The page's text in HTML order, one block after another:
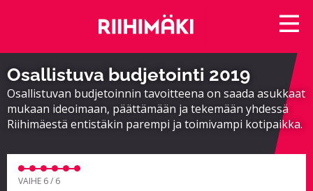
Osallistuva budjetointi 2019
Osallistuvan budjetoinnin tavoitteena on saada asukkaat
mukaan ideoimaan, päättämään ja tekemään yhdessä
Riihimäestä entistäkin parempi ja toimivampi kotipaikka.
VAIHE 6 / 6